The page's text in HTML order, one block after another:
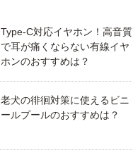
Type-C対応イヤホン！高音質
で耳が痛くならない有線イヤ
ホンのおすすめは？
老犬の徘徊対策に使えるビニ
ールプールのおすすめは？